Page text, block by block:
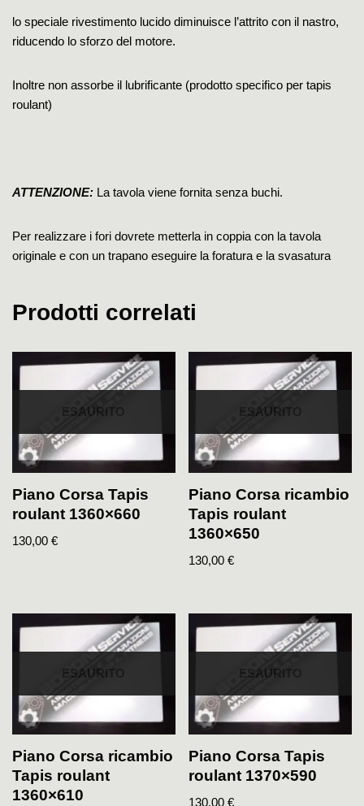
lo speciale rivestimento lucido diminuisce l’attrito con il nastro,
riducendo lo sforzo del motore.
Inoltre non assorbe il lubrificante (prodotto specifico per tapis
roulant)
ATTENZIONE: La tavola viene fornita senza buchi.
Per realizzare i fori dovrete metterla in coppia con la tavola
originale e con un trapano eseguire la foratura e la svasatura
Prodotti correlati
ESAURITO
Piano Corsa Tapis
roulant 1360×660
130,00 €
ESAURITO
Piano Corsa ricambio
Tapis roulant
1360×650
130,00€
ESAURITO
Piano Corsa ricambio
Tapis roulant
1360×610
ESAURITO
Piano Corsa Tapis
roulant 1370×590
130,00€